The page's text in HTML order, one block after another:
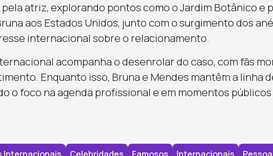
atriz, explorando pontos como o Jardim Botânico e
aos Estados Unidos, junto com o surgimento dos
internacional sobre o relacionamento.
acompanha o desenrolar do caso, com fãs
Enquanto isso, Bruna e Mendes mantêm a linha
o foco na agenda profissional e em momentos